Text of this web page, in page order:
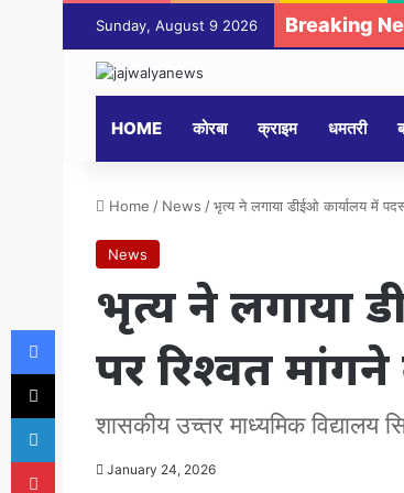
Sunday, August 9 2026 Breaking
HOME कोरबा क्राइम धमतरी
Home / News /भृत्य ने लगाया डीईओ कार्यालय में
News
भृत्य ने लगाया
पर रिश्वत
शासकीय उच्तर माध्यमिक विद्यालय
January 24, 2026
Facebook
X
LinkedIn
Pinterest